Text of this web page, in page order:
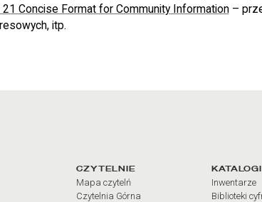
21 Concise Format for Community Information–
itp.
otwarciaLinki do
CZYTELNIE
Mapa czytelń
Czytelnia Górna
KATALOGI
Inwentarze
Biblioteki